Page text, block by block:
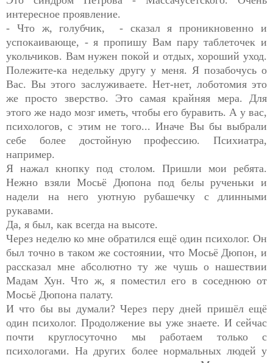
интересное проявление.
- Что ж, голубчик, - сказал я проникновенно и
успокаивающе, - я пропишу Вам пару таблеточек и
укольчиков. Вам нужен покой и отдых, хороший уход.
Полежите-ка недельку другу у меня. Я позабочусь о
Вас. Вы этого заслуживаете. Нет-нет, лоботомия это
же просто зверство. Это самая крайняя мера. Для
этого же надо мозг иметь, чтобы его буравить. А у вас,
психологов, с этим не того... Иначе Вы бы выбрали
себе более достойную профессию. Психиатра,
например.
Я нажал кнопку под столом. Пришли мои ребята.
Нежно взяли Мосьё Дюпона под белы рученьки и
надели на него уютную рубашечку с длинными
рукавами.
Да, я был, как всегда на высоте.
Через неделю ко мне обратился ещё один психолог. Он
был точно в таком же состоянии, что Мосьё Дюпон, и
рассказал мне абсолютно ту же чушь о нашествии
Мадам Хун. Что ж, я поместил его в соседнюю от
Мосьё Дюпона палату.
И что бы вы думали? Через перу дней пришёл ещё
один психолог. Продолжение вы уже знаете. И сейчас
почти круглосуточно мы работаем только с
психологами. На других более нормальных людей у